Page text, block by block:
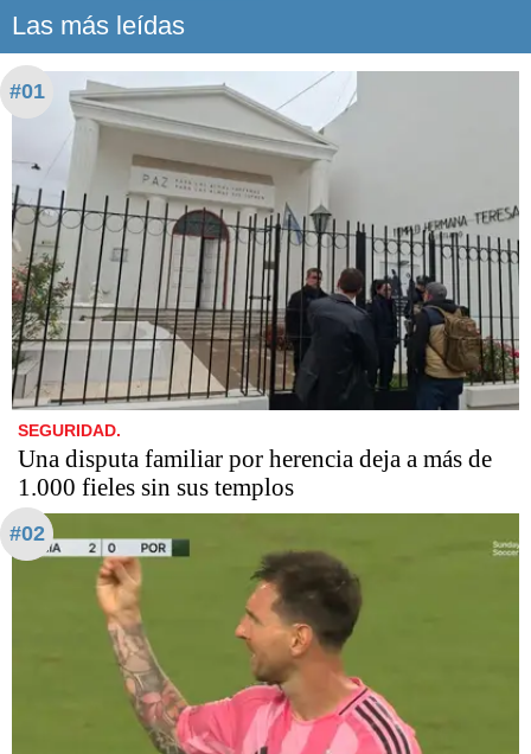
Las más leídas
#01
SEGURIDAD.
Una disputa familiar por herencia deja a más de
1.000 fieles sin sus templos
#02